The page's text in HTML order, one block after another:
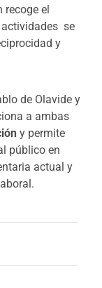
recoge el
se
y
de Olavide y
a ambas
y permite
público en
actual y